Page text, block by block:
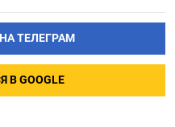
ТЕЛЕГРАМ
GOOGLE